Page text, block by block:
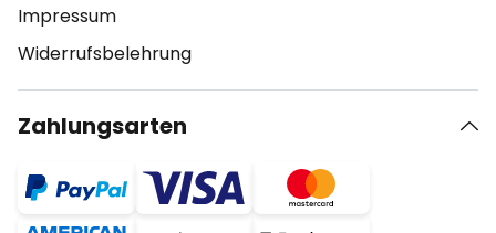
Impressum
Widerrufsbelehrung
Zahlungsarten